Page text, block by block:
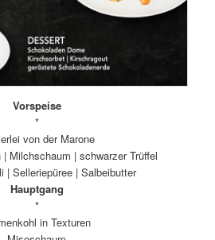
Vorspeise
*
von der Marone
| Milchschaum | schwarzer Trüffel
| Selleriepüree | Salbeibutter
Hauptgang
*
in Texturen